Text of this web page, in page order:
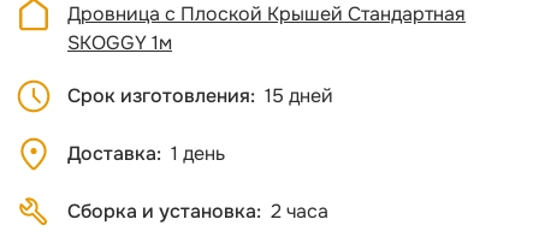
Дровница с Плоской Крышей Стандартная
SKOGGY 1м
Срок изготовления 15 дней
Доставка 1 день
Сборка и установка 2 часа